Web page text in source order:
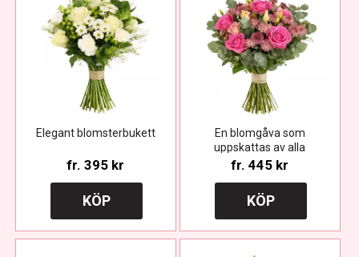
Elegant blomsterbukett
fr. 395 kr
KÖP
En blomgåva som
uppskattas av alla
fr. 445 kr
KÖP